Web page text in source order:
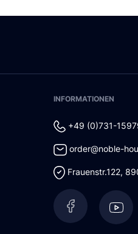
INFORMATIONEN
+49 (0)731-
order@noble-
Frauenstr.122,